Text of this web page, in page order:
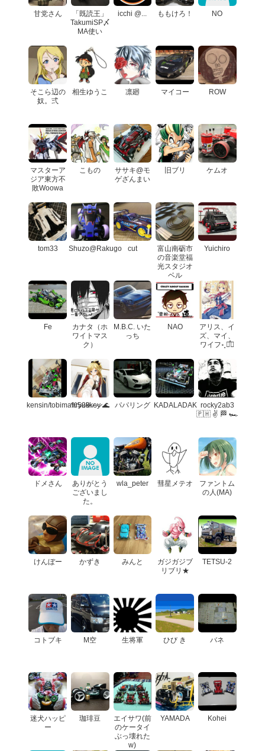
甘党さん
「既読王」
TakumiSP〆
MA使い
icchi @... ももけろ！ NO
そこら辺の
奴。弍
相生ゆうこ 凛廻 マイコー ROW
マスターア
ジア東方不
敗Woowa
こもの
ササキ@モ
ゲざんまい
旧ブリ ケムオ
tom33 Shuzo@Rakugo cut
富山南砺市
の音楽堂福
光スタジオ
ベル
Yuichiro
Fe
カナタ（ホ
ワイトマス
ク）
M.B.C. いた
っち
NAO
アリス、イ
ズ、マイ、
ワイフ॰˳ཻ̊♡
kensin/tobimatu529🎌y̷u̷k̷k̷e̷y̷ 🌊 パパリング KADALADAK rocky2ab3
🇵🇭 ✌️ 🏁 🏎️
ドメさん
ありがとう
ございまし
た。
wla_peter 彗星メテオ
ファントム
の人(MA)
けんぼー かずき みんと
ガジガジブ
リブリ★
TETSU-2
コトブキ M空 生将軍 ひび き バネ
迷犬ハッピ
ー
珈琲豆
エイサワ(前
のケータイ
ぶっ壊れた
w)
YAMADA Kohei